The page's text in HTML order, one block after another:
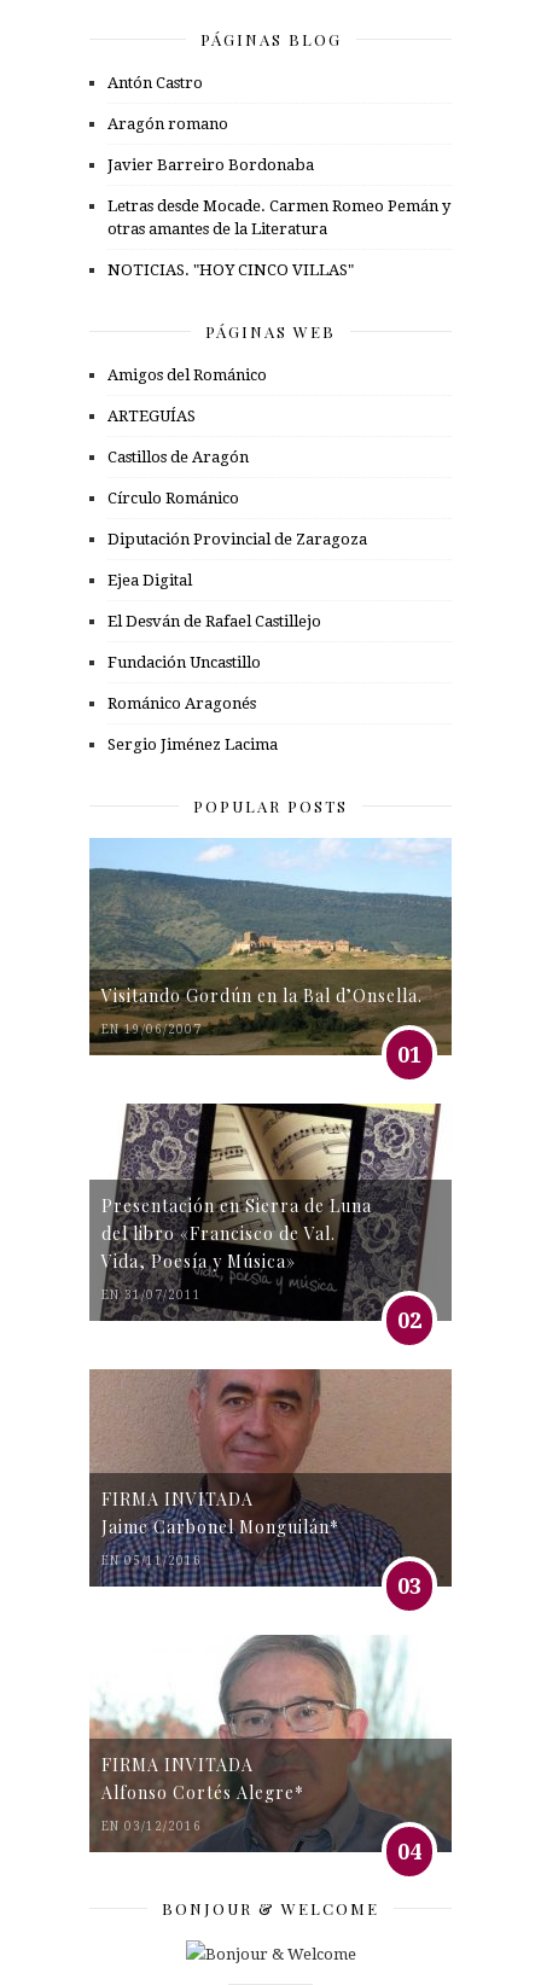
PÁGINAS BLOG
Antón Castro
Aragón romano
Javier Barreiro Bordonaba
Letras desde Mocade. Carmen Romeo Pemán y
otras amantes de la Literatura
NOTICIAS. "HOY CINCO VILLAS"
PÁGINAS WEB
Amigos del Románico
ARTEGUÍAS
Castillos de Aragón
Círculo Románico
Diputación Provincial de Zaragoza
Ejea Digital
El Desván de Rafael Castillejo
Fundación Uncastillo
Románico Aragonés
Sergio Jiménez Lacima
POPULAR POSTS
Visitando Gordún en la Bal d’Onsella.
EN 19/06/2007
01
Presentación en Sierra de Luna
del libro «Francisco de Val.
Vida, Poesía y Música»
EN 31/07/2011
02
FIRMA INVITADA
Jaime Carbonel Monguilán*
EN 05/11/2016
03
FIRMA INVITADA
Alfonso Cortés Alegre*
EN 03/12/2016
04
BONJOUR & WELCOME